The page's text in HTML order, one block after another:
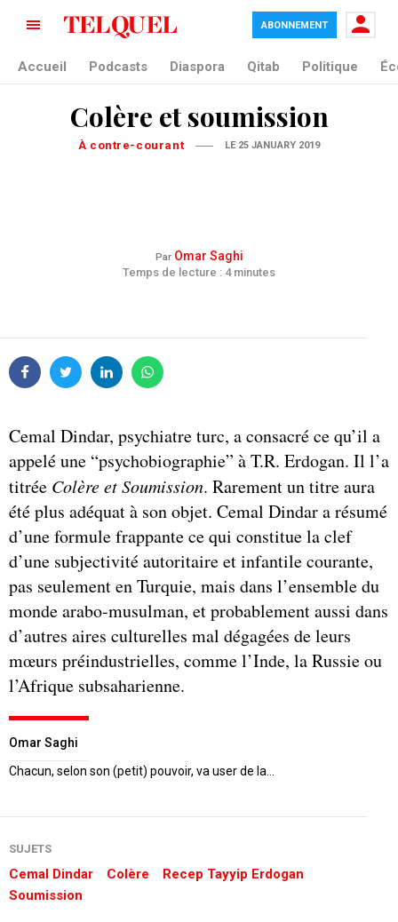
ABONNEMENT
Accueil Podcasts Diaspora Qitab Politique
Colère et soumission
À contre-courant LE 25 JANUARY 2019
ParOmar Saghi
Temps de lecture : 4 minutes
Cemal Dindar, psychiatre turc, a consacré ce qu’il a
appelé une “psychobiographie” à T.R. Erdogan. Il l’a
titrée Colère et Soumission. Rarement un titre aura
été plus adéquat à son objet. Cemal Dindar a résumé
d’une formule frappante ce qui constitue la clef
d’une subjectivité autoritaire et infantile courante,
pas seulement en Turquie, mais dans l’ensemble du
monde arabo-musulman, et probablement aussi dans
d’autres aires culturelles mal dégagées de leurs
mœurs préindustrielles, comme l’Inde, la Russie ou
l’Afrique subsaharienne.
Omar Saghi
Chacun, selon son (petit) pouvoir, va user de la…
SUJETS
Cemal Dindar Colère
Recep Tayyip Erdogan
Soumission